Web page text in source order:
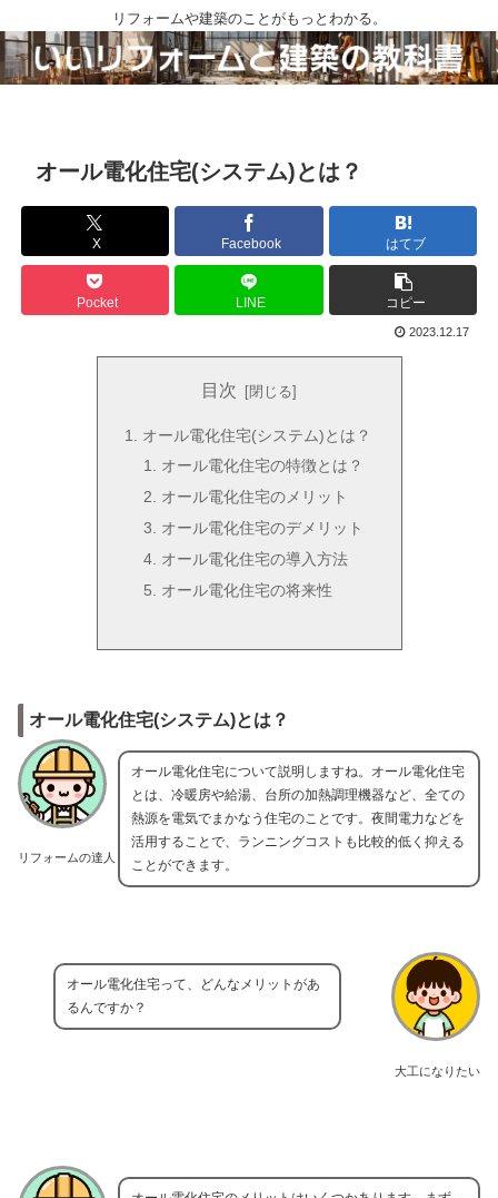
リフォームや建築のことがもっとわかる。
オール電化住宅(システム)とは？
X Facebook はてブ
Pocket LINE コピー
2023.12.17
目次
オール電化住宅(システム)とは？
オール電化住宅の特徴とは？
オール電化住宅のメリット
オール電化住宅のデメリット
オール電化住宅の導入方法
オール電化住宅の将来性
オール電化住宅(システム)とは？
リフォームの達人
オール電化住宅について説明しますね。オール電化住宅
とは、冷暖房や給湯、台所の加熱調理機器など、全ての
熱源を電気でまかなう住宅のことです。夜間電力などを
活用することで、ランニングコストも比較的低く抑える
ことができます。
大工になりたい
オール電化住宅って、どんなメリットがあ
るんですか？